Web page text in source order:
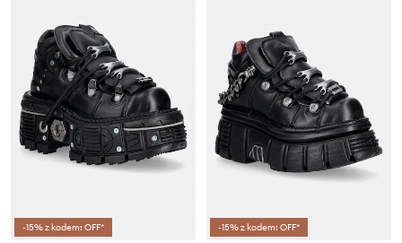
-15% z kodem: OFF* -15% z kodem: OFF*